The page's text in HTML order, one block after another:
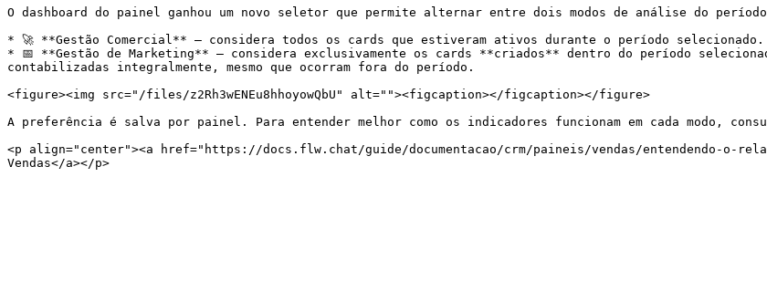
O dashboard do painel ganhou um novo seletor que permite alternar entre dois modos de análise do
* 🚀 **Gestão Comercial** — considera todos os cards que estiveram ativos durante o período selecionado.
* 📅 **Gestão de Marketing** — considera exclusivamente os cards **criados** dentro do período
contabilizadas integralmente, mesmo que ocorram fora do período.
<figure><img src="/files/z2Rh3wENEu8hhoyowQbU" alt=""><figcaption></figcaption></figure>
A preferência é salva por painel. Para entender melhor como os indicadores funcionam em cada modo,
<p align="center"><a href="https://docs.flw.chat/guide/documentacao/crm/paineis/vendas/entendendo-o-